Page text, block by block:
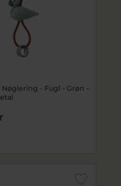
Nøglering - Fugl - Grøn -